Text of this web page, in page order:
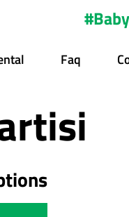
Faq